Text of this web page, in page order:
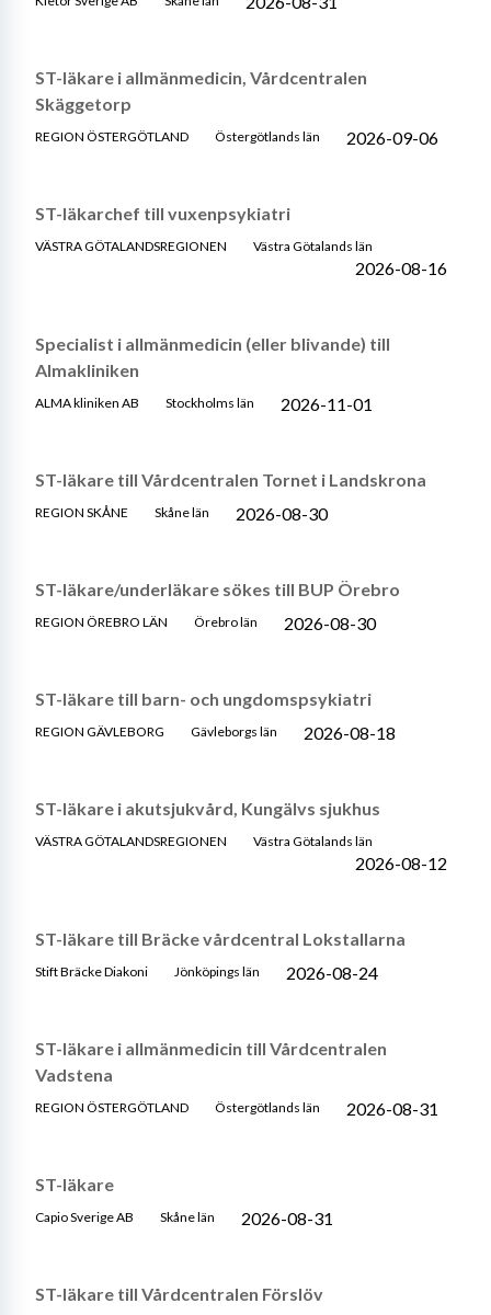
ST-läkare i allmänmedicin, Vårdcentralen
Skäggetorp
REGION ÖSTERGÖTLAND Östergötlands län 2026-09-06
ST-läkarchef till vuxenpsykiatri
VÄSTRA GÖTALANDSREGIONEN Västra Götalands län
2026-08-16
Specialist i allmänmedicin (eller blivande) till
Almakliniken
ALMA kliniken AB Stockholms län 2026-11-01
ST-läkare till Vårdcentralen Tornet i Landskrona
REGION SKÅNE Skåne län 2026-08-30
ST-läkare/underläkare sökes till BUP Örebro
REGION ÖREBRO LÄN Örebro län 2026-08-30
ST-läkare till barn- och ungdomspsykiatri
REGION GÄVLEBORG Gävleborgs län 2026-08-18
ST-läkare i akutsjukvård, Kungälvs sjukhus
VÄSTRA GÖTALANDSREGIONEN Västra Götalands län
2026-08-12
ST-läkare till Bräcke vårdcentral Lokstallarna
Stift Bräcke Diakoni Jönköpings län 2026-08-24
ST-läkare i allmänmedicin till Vårdcentralen
Vadstena
REGION ÖSTERGÖTLAND Östergötlands län 2026-08-31
ST-läkare
Capio Sverige AB Skåne län 2026-08-31
ST-läkare till Vårdcentralen Förslöv